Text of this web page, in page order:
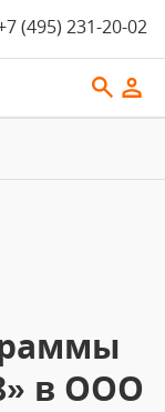
(495) 231-20-02
в ООО